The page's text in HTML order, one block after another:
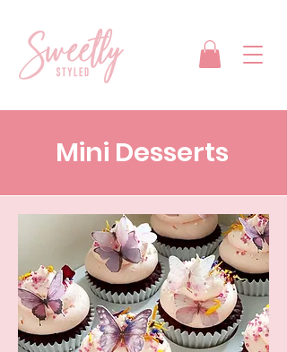
Mini Desserts